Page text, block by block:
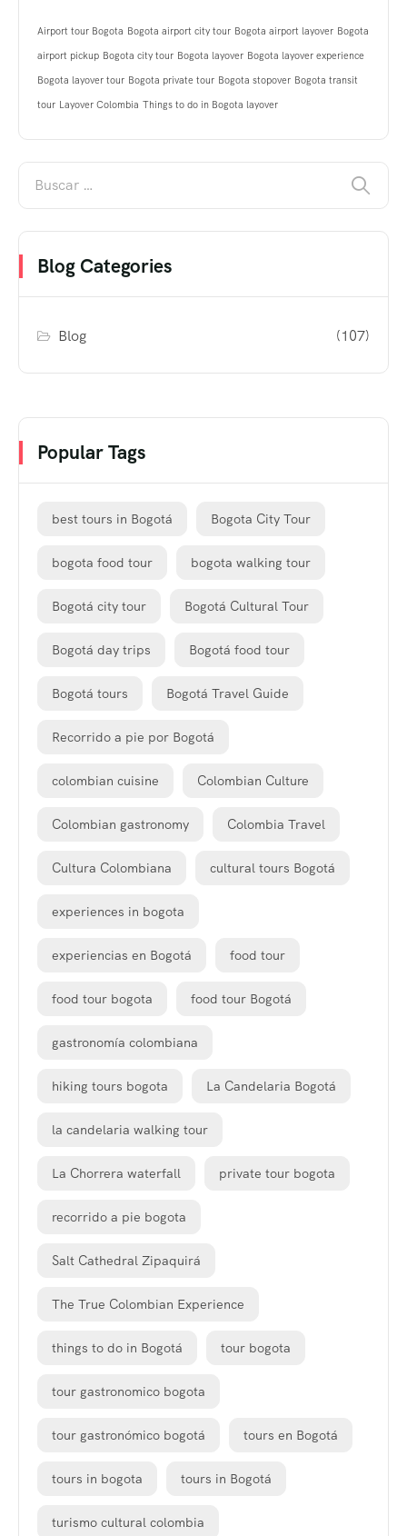
Airport tour Bogota Bogota airport city tour Bogota airport layover Bogota
airport pickup Bogota city tour Bogota layover Bogota layover experience
Bogota layover tour Bogota private tour Bogota stopover Bogota transit
tour Layover Colombia Things to do in Bogota layover
Blog Categories
Blog (107)
Popular Tags
best tours in Bogotá Bogota City Tour
bogota food tour bogota walking tour
Bogotá city tour Bogotá Cultural Tour
Bogotá day trips Bogotá food tour
Bogotá tours Bogotá Travel Guide
Recorrido a pie por Bogotá
colombian cuisine Colombian Culture
Colombian gastronomy Colombia Travel
Cultura Colombiana cultural tours Bogotá
experiences in bogota
experiencias en Bogotá food tour
food tour bogota food tour Bogotá
gastronomía colombiana
hiking tours bogota La Candelaria Bogotá
la candelaria walking tour
La Chorrera waterfall private tour bogota
recorrido a pie bogota
Salt Cathedral Zipaquirá
The True Colombian Experience
things to do in Bogotá tour bogota
tour gastronomico bogota
tour gastronómico bogotá tours en Bogotá
tours in bogota tours in Bogotá
turismo cultural colombia